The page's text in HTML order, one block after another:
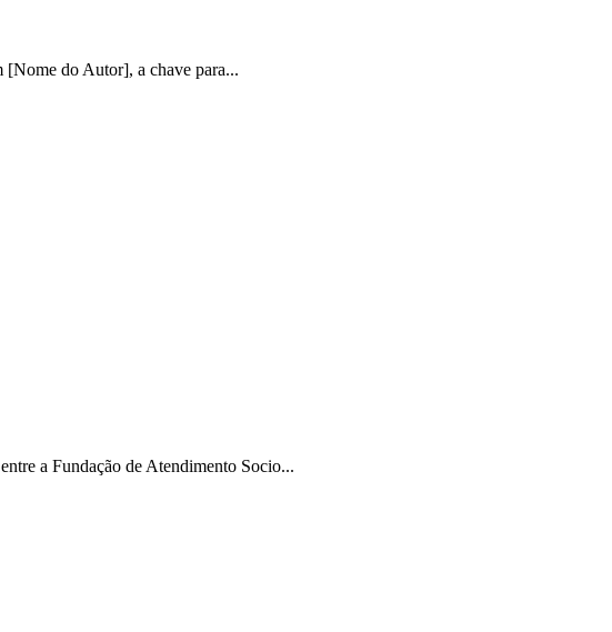
[Nome do Autor], a chave para...
a Fundação de Atendimento Socio...